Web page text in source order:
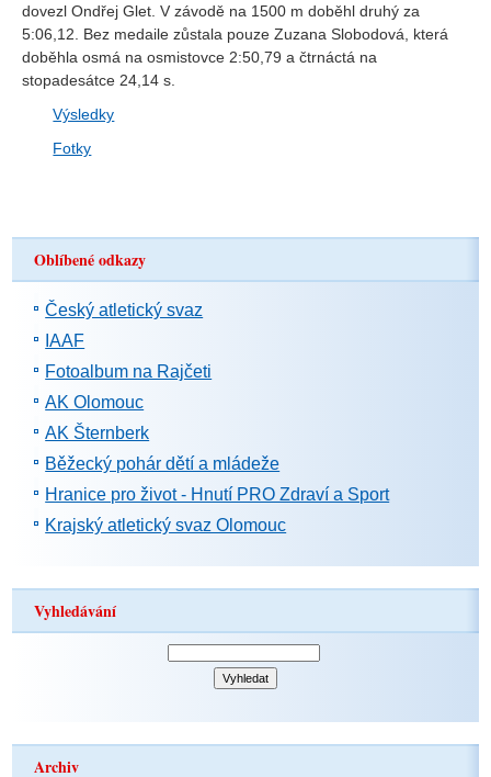
dovezl Ondřej Glet. V závodě na 1500 m doběhl druhý za
5:06,12. Bez medaile zůstala pouze Zuzana Slobodová, která
doběhla osmá na osmistovce 2:50,79 a čtrnáctá na
stopadesátce 24,14 s.
Výsledky
Fotky
Oblíbené odkazy
Český atletický svaz
IAAF
Fotoalbum na Rajčeti
AK Olomouc
AK Šternberk
Běžecký pohár dětí a mládeže
Hranice pro život - Hnutí PRO Zdraví a Sport
Krajský atletický svaz Olomouc
Vyhledávání
Archiv